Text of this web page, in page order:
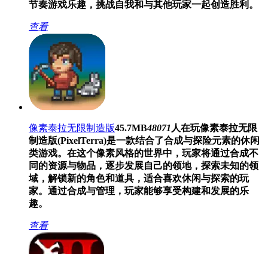
节奏游戏乐趣，挑战自我和与其他玩家一起创造胜利。
查看
像素泰拉无限制造版45.7MB48071 人在玩像素泰拉无限
制造版(PixelTerra)是一款结合了合成与探险元素的休闲
类游戏。在这个像素风格的世界中，玩家将通过合成不
同的资源与物品，逐步发展自己的领地，探索未知的领
域，解锁新的角色和道具，适合喜欢休闲与探索的玩
家。通过合成与管理，玩家能够享受构建和发展的乐
趣。
查看